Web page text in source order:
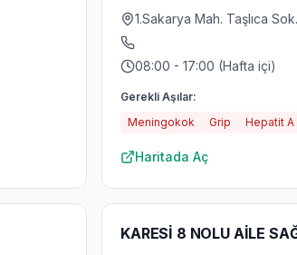
1.Sakarya Mah. Taşlıca
08:00 - 17:00 (Hafta içi)
Gerekli Aşılar:
Meningokok
Grip Hepatit A
Haritada Aç
KARESİ 8 NOLU AİLE